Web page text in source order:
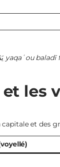
يَقَعُ بَلَدِي فِي غَرْبِ أُورُوبَّا وَيُطِلُّ عَلَى البَحْرِ yaqaʿou
les
et des